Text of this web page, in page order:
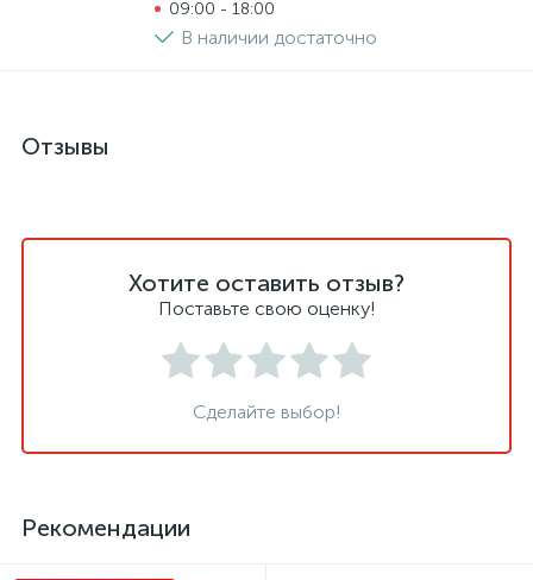
09:00 - 18:00
В наличии достаточно
Отзывы
Хотите оставить отзыв?
Поставьте свою оценку!
Сделайте выбор!
Рекомендации